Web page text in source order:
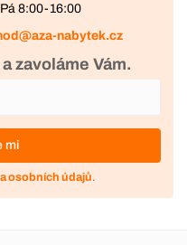
8:00-16:00
nabytek.cz
zavoláme Vám.
mi
osobních údajů.